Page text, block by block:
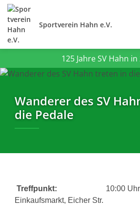
Sportverein Hahn e.V.
125 Jahre SV Hahn in
Wanderer des SV
die Pedale
Treffpunkt: 10:00
Einkaufsmarkt, Eicher Str.